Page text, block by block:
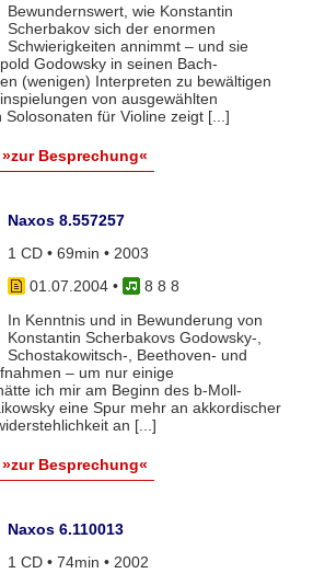
Bewundernswert, wie Konstantin
Scherbakov sich der enormen
Schwierigkeiten annimmt – und sie
Godowsky in seinen Bach-
(wenigen) Interpreten zu bewältigen
von ausgewählten
Solosonaten für Violine zeigt [...]
»zur Besprechung«
Naxos 8.557257
1 CD • 69min • 2003
01.07.2004•
8 8 8
In Kenntnis und in Bewunderung von
Konstantin Scherbakovs Godowsky-,
Schostakowitsch-, Beethoven- und
– um nur einige
ich mir am Beginn des b-Moll-
eine Spur mehr an akkordischer
an [...]
»zur Besprechung«
Naxos 6.110013
1 CD • 74min • 2002